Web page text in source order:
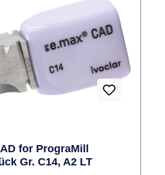
for PrograMill
Gr. C14, A2 LT